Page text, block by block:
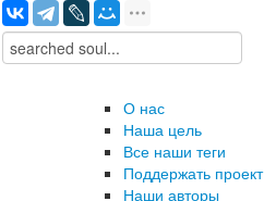
О нас
Наша цель
Все наши теги
Поддержать проект
Наши авторы